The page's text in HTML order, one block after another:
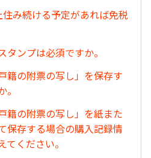
み続ける予定があれば免税
ンプは必須ですか。
籍の附票の写し」を保存す
籍の附票の写し」を紙また
保存する場合の購入記録情
ください。